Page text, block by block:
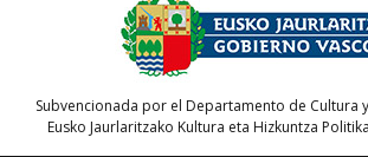
Subvencionada por el Departamento de Cultura
Eusko Jaurlaritzako Kultura eta Hizkuntza